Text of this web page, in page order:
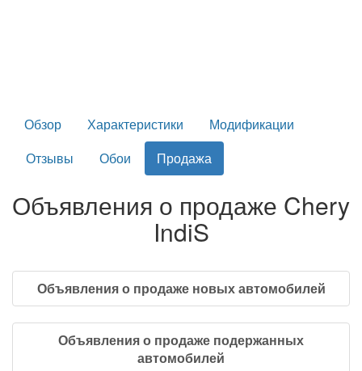
Обзор Характеристики
Модификации
Отзывы
Обои Продажа
Объявления о продаже Chery
IndiS
Объявления о продаже новых автомобилей
Объявления о продаже подержанных
автомобилей